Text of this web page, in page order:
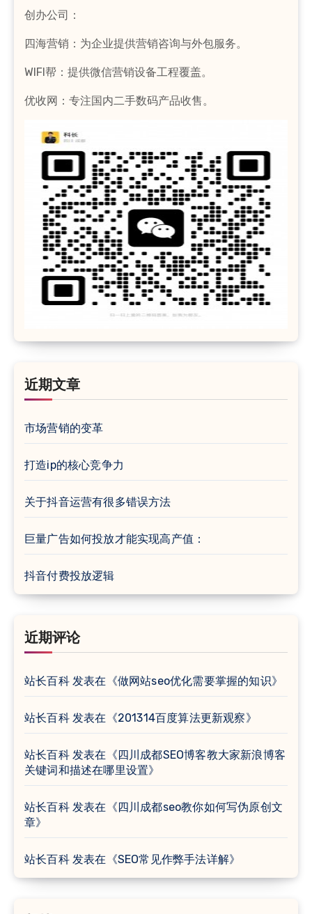
创办公司：
四海营销：为企业提供营销咨询与外包服务。
WIFI帮：提供微信营销设备工程覆盖。
优收网：专注国内二手数码产品收售。
近期文章
市场营销的变革
打造ip的核心竞争力
关于抖音运营有很多错误方法
巨量广告如何投放才能实现高产值：
抖音付费投放逻辑
近期评论
站长百科发表在《做网站seo优化需要掌握的知识》
站长百科发表在《201314百度算法更新观察》
站长百科发表在《四川成都SEO博客教大家新浪博客
关键词和描述在哪里设置》
站长百科发表在《四川成都seo教你如何写伪原创文
章》
站长百科发表在《SEO常见作弊手法详解》